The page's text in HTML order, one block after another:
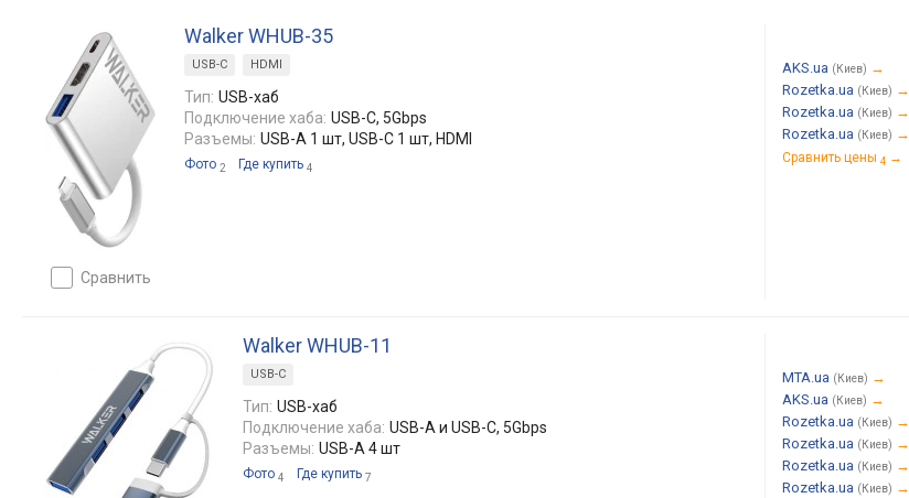
сравнить
Walker WHUB-35
USB-C HDMI
Тип: USB-хаб
Подключение хаба: USB-C, 5Gbps
Разъемы: USB-A 1 шт, USB-C 1 шт, HDMI
Фото 2 Где купить 4
AKS.ua (Киев) →
Rozetka.ua (Киев) →
Rozetka.ua (Киев) →
Rozetka.ua (Киев) →
Сравнить цены 4 →
Walker WHUB-11
USB-C
Тип: USB-хаб
Подключение хаба: USB-A и USB-C, 5Gbps
Разъемы: USB-A 4 шт
Фото 4 Где купить 7
MTA.ua (Киев) →
AKS.ua (Киев) →
Rozetka.ua (Киев) →
Rozetka.ua (Киев) →
Rozetka.ua (Киев) →
Rozetka.ua (Киев) →